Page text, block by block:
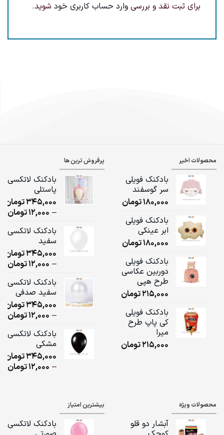
برای ثبت نقد و بررسی وارد حساب کاربری خود شوید.
محصولات اخیر
بادکنک فویلی
سر گوسفند
180,000تومان
بادکنک فویلی
ابر عینکی
180,000تومان
بادکنک فویلی
دوربین عکاسی
طرح هپی
215,000تومان
بادکنک فویلی
کی پاپ طرح
میرا
215,000تومان
پرفروش ترین ها
بادکنک لاتکسی
پاستلی
345,000تومان
–
12,000تومان
بادکنک لاتکسی
سفید
345,000تومان
–
12,000تومان
بادکنک لاتکسی
سفید صدفی
345,000تومان
–
12,000تومان
بادکنک لاتکسی
مشکی
345,000تومان
–
12,000تومان
محصولات ویژه
آبشار دو قلو
بیشترین امتیاز
بادکنک لاتکسی